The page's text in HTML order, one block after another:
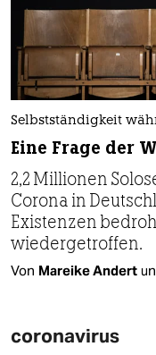
Selbstständigkeit
Eine Frage der
2,2 Millionen
Corona in
Existenzen
wiedergetroffen.
Von Mareike Andert
coronavirus